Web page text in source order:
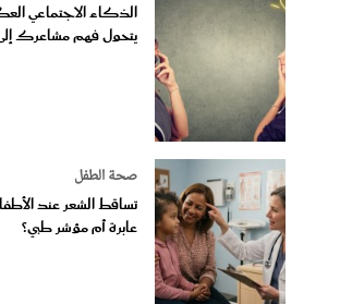
الذكاء الاجتماعي
يتحول فهم مشاعرك
صحة الطفل
تساقط الشعر عند
عابرة أم مؤشر طبي؟